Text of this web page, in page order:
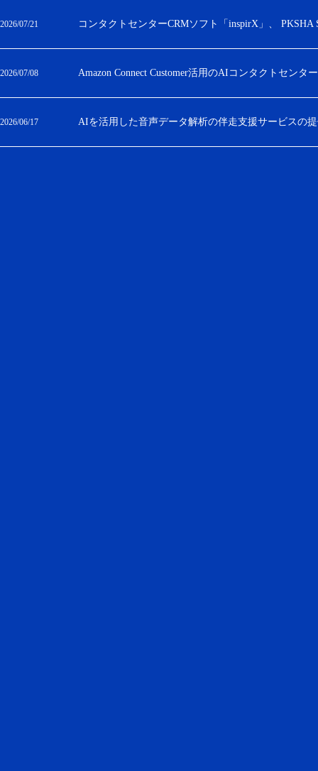
2026/07/21 コンタクトセンターCRMソフト「inspirX」、 PKSHA
2026/07/08 Amazon Connect Customer活用のAIコンタクトセンタ
2026/06/17 AIを活用した音声データ解析の伴走支援サービスの